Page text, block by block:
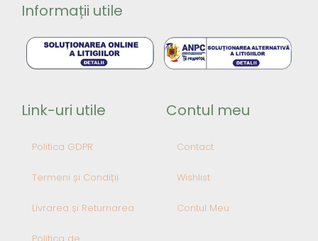
Informații utile
Link-uri utile
Politica GDPR
Termeni și Condiții
Livrarea și Returnarea
Politica de
Contul meu
Contact
Wishlist
Contul Meu